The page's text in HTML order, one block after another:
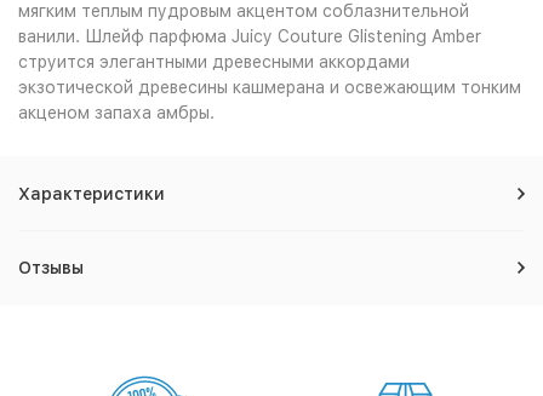
мягким теплым пудровым акцентом соблазнительной
ванили. Шлейф парфюма Juicy Couture Glistening Amber
струится элегантными древесными аккордами
экзотической древесины кашмерана и освежающим тонким
акценом запаха амбры.
Характеристики
Отзывы